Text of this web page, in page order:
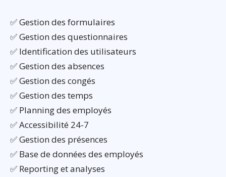
✅ Gestion des formulaires
✅ Gestion des questionnaires
✅ Identification des utilisateurs
✅ Gestion des absences
✅ Gestion des congés
✅ Gestion des temps
✅ Planning des employés
✅ Accessibilité 24-7
✅ Gestion des présences
✅ Base de données des employés
✅ Reporting et analyses